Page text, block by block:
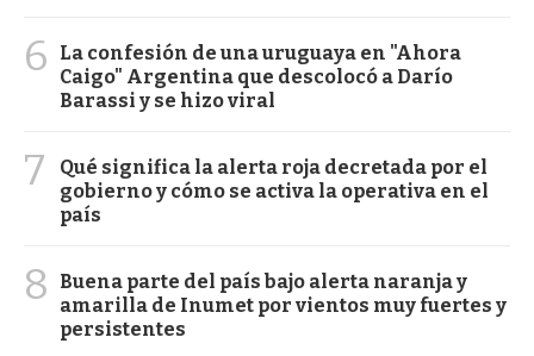
6
La confesión de una uruguaya en "Ahora
Caigo" Argentina que descolocó a Darío
Barassi y se hizo viral
7
Qué significa la alerta roja decretada por el
gobierno y cómo se activa la operativa en el
país
8
Buena parte del país bajo alerta naranja y
amarilla de Inumet por vientos muy fuertes y
persistentes